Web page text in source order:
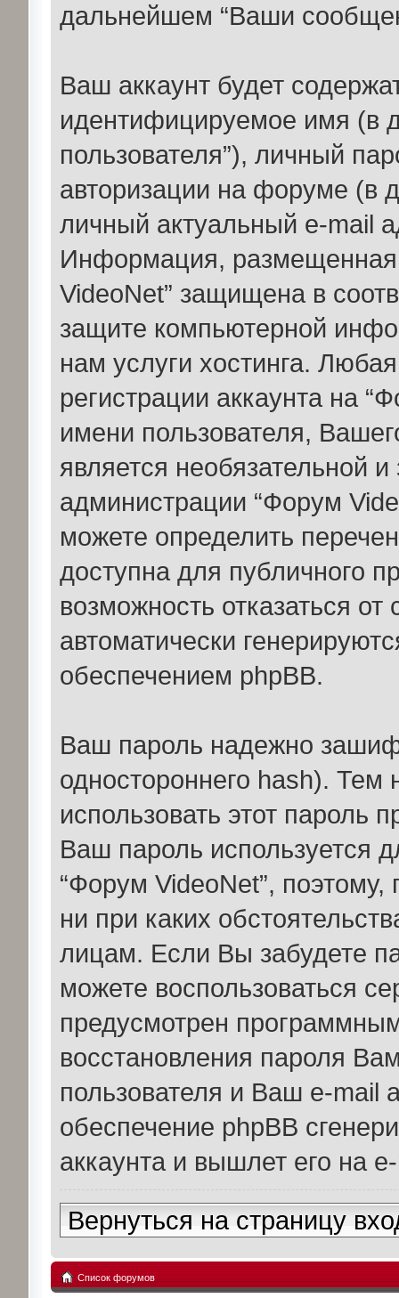
дальнейшем “Ваши
Ваш аккаунт будет
идентифицируемое имя (в
пользователя”), личный
авторизации на форуме (в
личный актуальный e-mail
Информация,
VideoNet” защищена в
защите компьютерной
нам услуги хостинга.
регистрации аккаунта на
имени пользователя,
является необязательной
администрации “Форум
можете определить
доступна для публичного
возможность отказаться
автоматически
обеспечением phpBB.
Ваш пароль надежно
одностороннего hash).
использовать этот пароль
Ваш пароль используется
“Форум VideoNet”, поэтому,
ни при каких
лицам. Если Вы забудете
можете воспользоваться
предусмотрен
восстановления пароля
пользователя и Ваш e-mail
обеспечение phpBB
аккаунта и вышлет его на
Вернуться на страницу
Список форумов